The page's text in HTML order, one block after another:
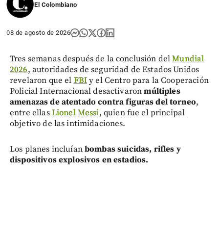
El Colombiano
08 de agosto de 2026
Tres semanas después de la conclusión delMundial
2026, autoridades de seguridad de Estados Unidos
revelaron que el FBIy el Centro para la Cooperación
Policial Internacional desactivaronmúltiples
amenazas de atentado contra figuras del torneo,
entre ellasLionel Messi, quien fue el principal
objetivo de las intimidaciones.
Los planes incluíanbombas suicidas, rifles y
dispositivos explosivos en estadios.